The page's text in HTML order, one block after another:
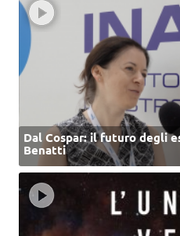
Dal Cospar: il futuro degli
Benatti